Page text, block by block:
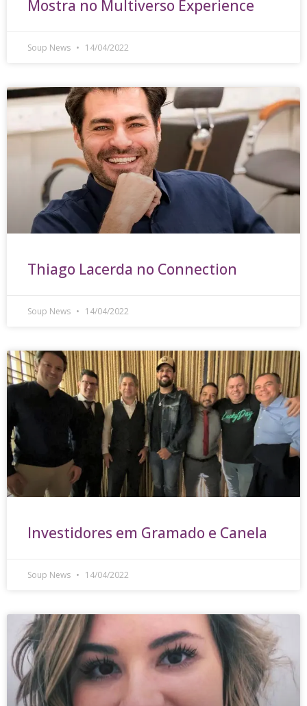
Mostra no Multiverso Experience
Soup News 14/04/2022
Thiago Lacerda no Connection
Soup News 14/04/2022
Investidores em Gramado e Canela
Soup News 14/04/2022